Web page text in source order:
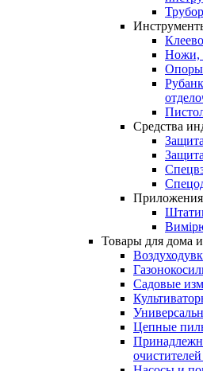
Ножи,
Опоры
Средства
Приложения
Товары для дома и
Садовые
Цепные